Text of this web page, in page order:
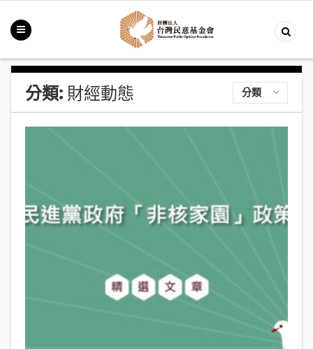
分類: 財經動態 分類